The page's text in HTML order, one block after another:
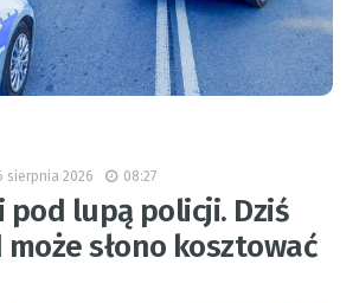
sierpnia 2026 08:27
pod lupą policji. Dziś
słono kosztować